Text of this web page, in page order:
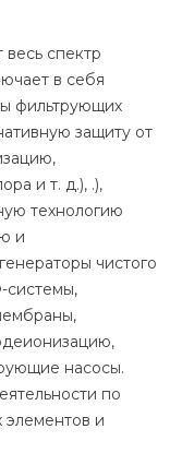
спектр
в себя
фильтрующих
защиту от
и т. д.), .),
технологию
и
чистого
системы,
насосы.
по
элементов и